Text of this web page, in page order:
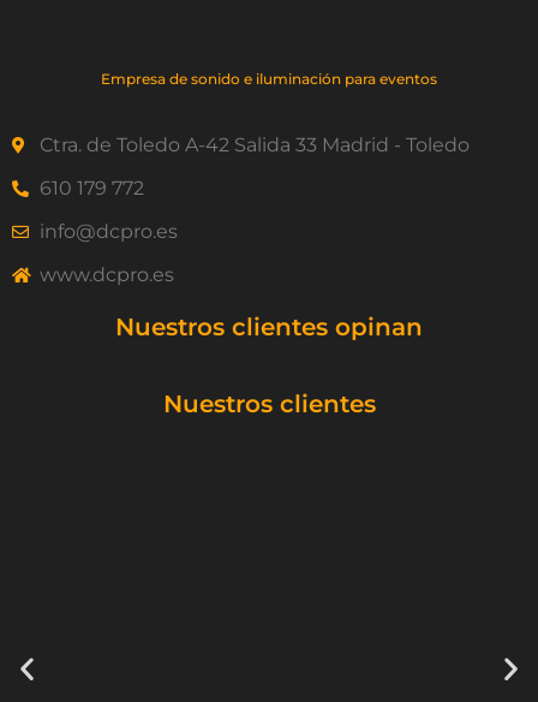
Empresa de sonido e iluminación para eventos
Ctra. de Toledo A-42 Salida 33 Madrid - Toledo
610 179 772
info@dcpro.es
www.dcpro.es
Nuestros clientes opinan
Nuestros clientes